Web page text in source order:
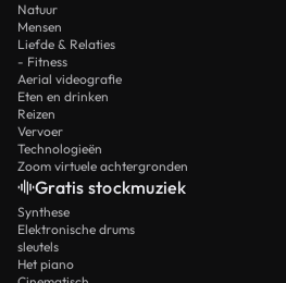
Natuur
Mensen
Liefde & Relaties
- Fitness
Aerial videografie
Eten en drinken
Reizen
Vervoer
Technologieën
Zoom virtuele achtergronden
Gratis stockmuziek
Synthese
Elektronische drums
sleutels
Het piano